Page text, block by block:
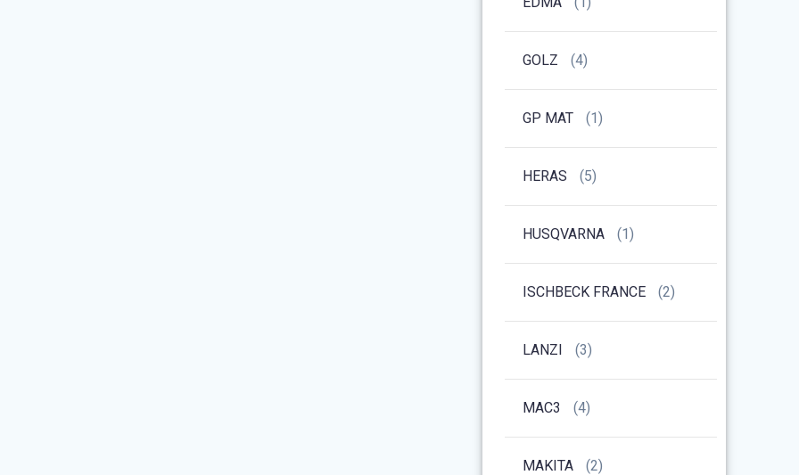
GOLZ (4)
GP MAT (1)
HERAS (5)
HUSQVARNA (1)
ISCHBECK FRANCE (2)
LANZI (3)
MAC3 (4)
MAKITA (2)